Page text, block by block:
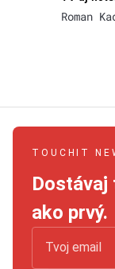
Roman
TOUCHIT
Dostávaj
ako prvý.